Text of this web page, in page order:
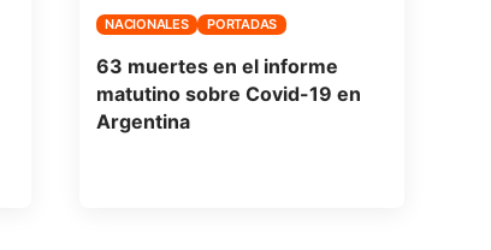
NACIONALES PORTADAS
63 muertes en el informe
matutino sobre Covid-19 en
Argentina